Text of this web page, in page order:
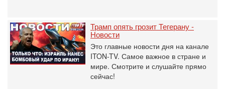
Трамп опять грозит Тегерану -
Новости
Это главные новости дня на канале
ITON-TV. Самое важное в стране и
мире. Смотрите и слушайте прямо
сейчас!